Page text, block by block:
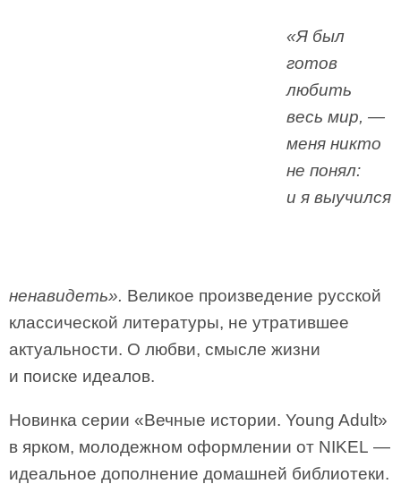
«Я был
готов
любить
весь мир, —
меня никто
не понял:
и я выучился
ненавидеть». Великое произведение русской
классической литературы, не утратившее
актуальности. О любви, смысле жизни
и поиске идеалов.
Новинка серии «Вечные истории. Young Adult»
в ярком, молодежном оформлении от NIKEL —
идеальное дополнение домашней библиотеки.